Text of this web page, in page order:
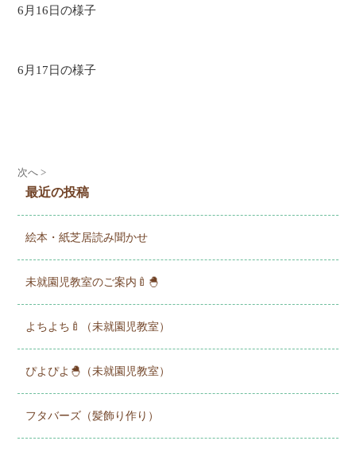
6月16日の様子
6月17日の様子
次へ >
最近の投稿
絵本・紙芝居読み聞かせ
未就園児教室のご案内🍼🐣
よちよち🍼（未就園児教室）
ぴよぴよ🐣（未就園児教室）
フタバーズ（髪飾り作り）